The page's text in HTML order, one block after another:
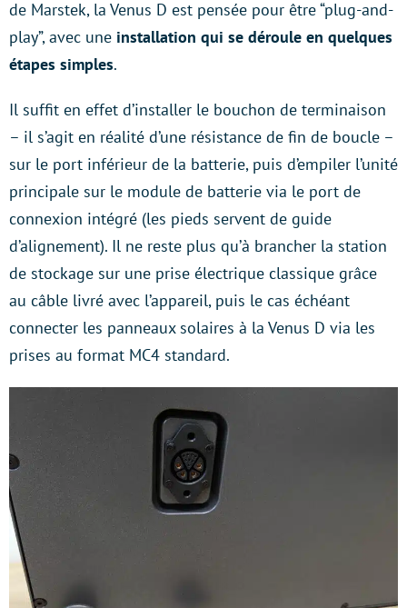
de Marstek, la Venus D est pensée pour être “plug-and-
play”, avec une installation qui se déroule en quelques
étapes simples.
Il suffit en effet d’installer le bouchon de terminaison
– il s’agit en réalité d’une résistance de fin de boucle –
sur le port inférieur de la batterie, puis d’empiler l’unité
principale sur le module de batterie via le port de
connexion intégré (les pieds servent de guide
d’alignement). Il ne reste plus qu’à brancher la station
de stockage sur une prise électrique classique grâce
au câble livré avec l’appareil, puis le cas échéant
connecter les panneaux solaires à la Venus D via les
prises au format MC4 standard.